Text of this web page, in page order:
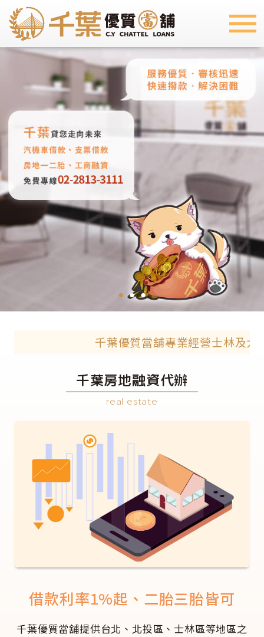
● ● ●
千葉優質當舖專業經營士林及大
千葉房地融資代辦
real estate
借款利率1%起、二胎三胎皆可
千葉優質當舖提供台北、北投區、士林區等地區之